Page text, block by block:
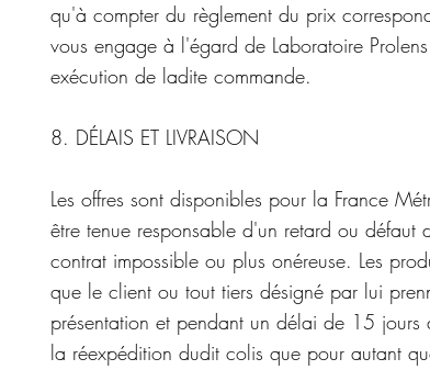
qu'à compter du règlement du prix
vous engage à l'égard de Laboratoire
exécution de ladite commande.
8. DÉLAIS ET LIVRAISON
Les offres sont disponibles pour la France
être tenue responsable d'un retard ou
contrat impossible ou plus onéreuse. Les
que le client ou tout tiers désigné par lui
présentation et pendant un délai de 15
la réexpédition dudit colis que pour autant